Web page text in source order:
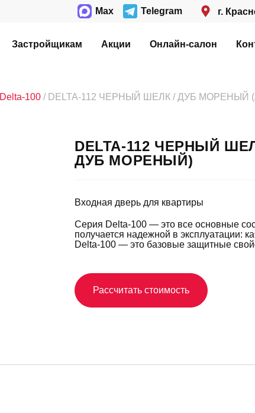
Max Telegram г.
Застройщикам Акции Онлайн-салон
Delta-100 / DELTA-112 ЧЕРНЫЙ ШЕЛК / ДУБ МОРЕНЫЙ
DELTA-112 ЧЕРНЫЙ
ДУБ МОРЕНЫЙ)
Входная дверь для квартиры
Серия Delta-100 — это все основные
получается надежной в эксплуатации:
Delta-100 — это базовые защитные
Рассчитать стоимость